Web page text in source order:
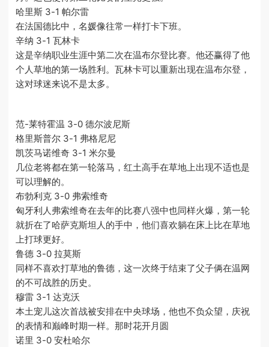
哈里斯 3-1 帕尔雷
在法国德比中，名媛像往常一样打卡下班。
辛纳 3-1 瓦林卡
这是辛纳职业生涯中第二次在温布尔登比赛。他还赢得了他
个人草地的第一场胜利。瓦林卡可以重新出现在温布尔登，
这对球迷来说不是太多。
范-莱特霍温 3-0 德尔波尼斯
格里斯普尔 3-1 弗格尼尼
凯茨马诺维奇 3-1 米尔曼
几位老将都在第一轮落马，红土高手在草地上出现不适也是
可以理解的。
布勃利克 3-0 弗索维奇
匈牙利人弗索维奇在去年的比赛八强中也同样火爆，第一轮
就折在了哈萨克斯坦人的手中，他们喜欢躺在床上比在草地
上打球更好。
鲁德 3-0 拉莫斯
同样不喜欢打草地的鲁德，这一次终于结束了父子俩在温网
的不可战胜的历史。
穆雷 3-1 达克沃
本土宠儿这次首战被安排在中央球场，他也不负众望，庆祝
的表情和巅峰时期一样。那时花开月圆
诺里 3-0 安杜哈尔